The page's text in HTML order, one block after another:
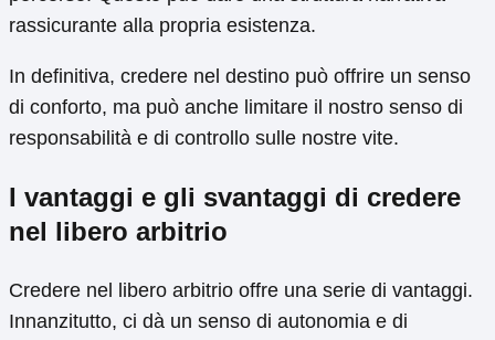
rassicurante alla propria esistenza.
In definitiva, credere nel destino può offrire un senso
di conforto, ma può anche limitare il nostro senso di
responsabilità e di controllo sulle nostre vite.
I vantaggi e gli svantaggi di credere
nel libero arbitrio
Credere nel libero arbitrio offre una serie di vantaggi.
Innanzitutto, ci dà un senso di autonomia e di